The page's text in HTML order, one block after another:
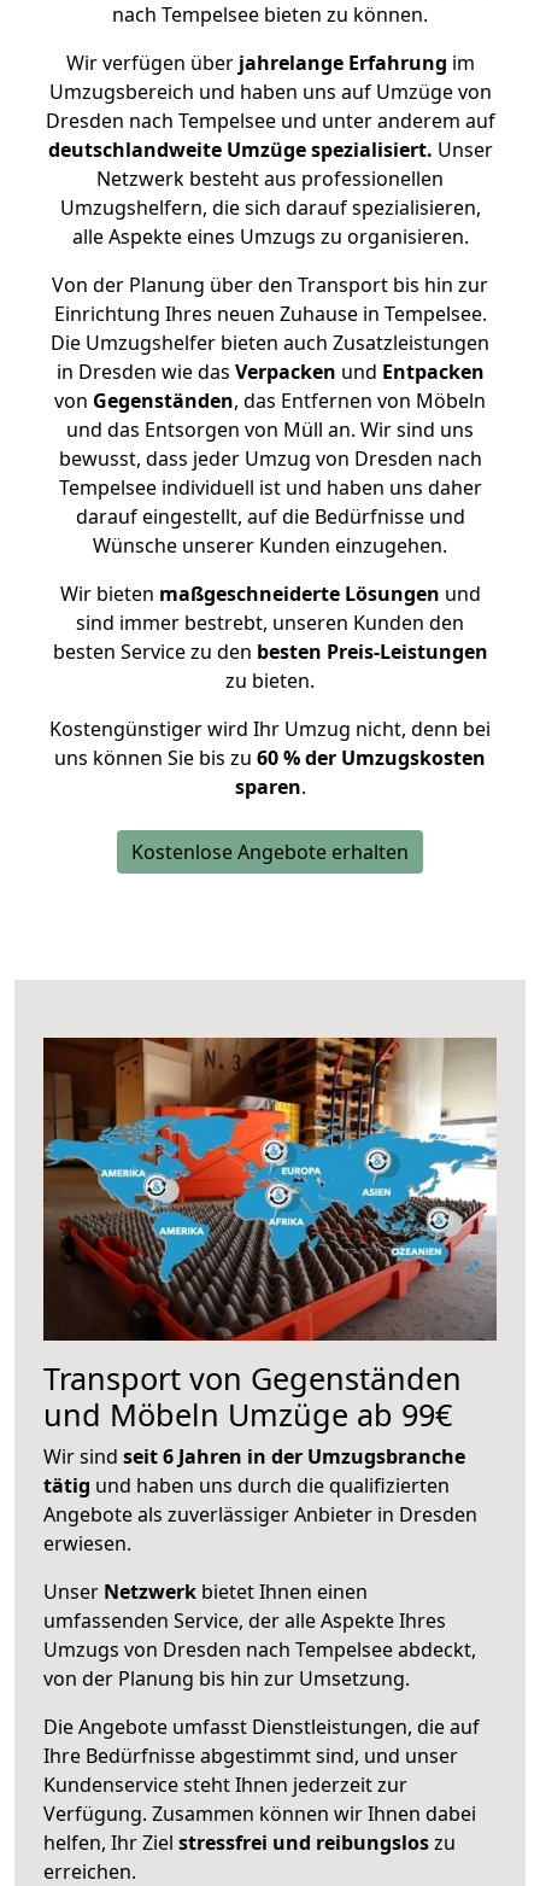
nach Tempelsee bieten zu können.
Wir verfügen überjahrelange Erfahrung im
Umzugsbereich und haben uns auf Umzüge von
Dresden nach Tempelsee und unter anderem auf
deutschlandweite Umzüge spezialisiert. Unser
Netzwerk besteht aus professionellen
Umzugshelfern, die sich darauf spezialisieren,
alle Aspekte eines Umzugs zu organisieren.
Von der Planung über den Transport bis hin zur
Einrichtung Ihres neuen Zuhause in Tempelsee.
Die Umzugshelfer bieten auch Zusatzleistungen
in Dresden wie das Verpacken und Entpacken
von Gegenständen, das Entfernen von Möbeln
und das Entsorgen von Müll an. Wir sind uns
bewusst, dass jeder Umzug von Dresden nach
Tempelsee individuell ist und haben uns daher
darauf eingestellt, auf die Bedürfnisse und
Wünsche unserer Kunden einzugehen.
Wir bieten maßgeschneiderte Lösungen und
sind immer bestrebt, unseren Kunden den
besten Service zu den besten Preis-Leistungen
zu bieten.
Kostengünstiger wird Ihr Umzug nicht, denn bei
uns können Sie bis zu 60 % der Umzugskosten
sparen.
Kostenlose Angebote erhalten
Transport von Gegenständen
und Möbeln Umzüge ab 99€
Wir sind seit 6 Jahren in der Umzugsbranche
tätig und haben uns durch die qualifizierten
Angebote als zuverlässiger Anbieter in Dresden
erwiesen.
Unser Netzwerk bietet Ihnen einen
umfassenden Service, der alle Aspekte Ihres
Umzugs von Dresden nach Tempelsee abdeckt,
von der Planung bis hin zur Umsetzung.
Die Angebote umfasst Dienstleistungen, die auf
Ihre Bedürfnisse abgestimmt sind, und unser
Kundenservice steht Ihnen jederzeit zur
Verfügung. Zusammen können wir Ihnen dabei
helfen, Ihr Ziel stressfrei und reibungsloszu
erreichen.